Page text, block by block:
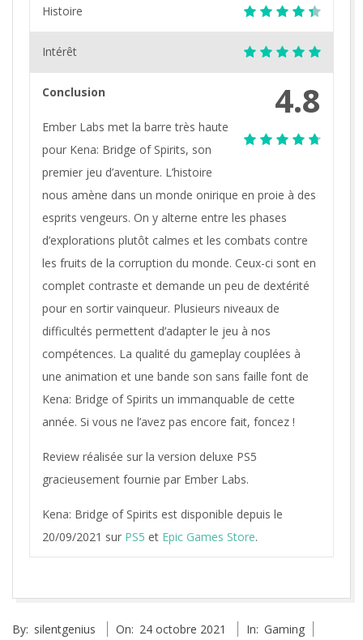
Histoire
Intérêt
4.8
Conclusion
Ember Labs met la barre très haute
pour Kena: Bridge of Spirits, son
premier jeu d’aventure. L’histoire
nous amène dans un monde onirique en proie à des
esprits vengeurs. On y alterne entre les phases
d’explorations plutôt calmes et les combats contre
les fruits de la corruption du monde. Ceux-ci sont en
complet contraste et demande un peu de dextérité
pour en sortir vainqueur. Plusieurs niveaux de
difficultés permettent d’adapter le jeu à nos
compétences. La qualité du gameplay couplées à
une animation et une bande son sans faille font de
Kena: Bridge of Spirits un immanquable de cette
année. Si vous ne l’avez pas encore fait, foncez !
Review réalisée sur la version deluxe PS5
gracieusement fournie par Ember Labs.
Kena: Bridge of Spirits est disponible depuis le
20/09/2021 sur PS5 et Epic Games Store.
10-
By: silentgenius On: 24 octobre 2021 In: Gaming